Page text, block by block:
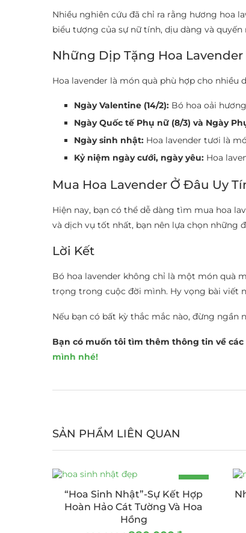
Nhiều nghiên cứu đã chỉ ra rằng hương hoa
biểu tượng của sự nữ tính, dịu dàng và quyến
Những Dịp Tặng Hoa
Hoa lavender là món quà phù hợp cho
Ngày Valentine (14/2): Bó hoa oải
Ngày Quốc tế Phụ nữ (8/3) và Ngày
Ngày sinh nhật: Hoa lavender tươi là
Kỷ niệm ngày cưới, ngày yêu: Hoa
Mua Hoa Lavender Ở Đâu Uy
Hiện nay, bạn có thể dễ dàng tìm mua hoa
và dịch vụ tốt nhất, bạn nên lựa chọn những
Lời Kết
Bó hoa lavender không chỉ là một món quà
trọng trong cuộc đời mình. Hy vọng bài viết
Nếu bạn có bất kỳ thắc mắc nào, đừng ngần
Bạn có muốn tôi tìm thêm thông tin về
mình nhé!
SẢN PHẨM LIÊN QUAN
-11%
“Hoa Sinh Nhật”-Sự Kết Hợp
Hoàn Hảo Cát Tường Và Hoa
Hồng